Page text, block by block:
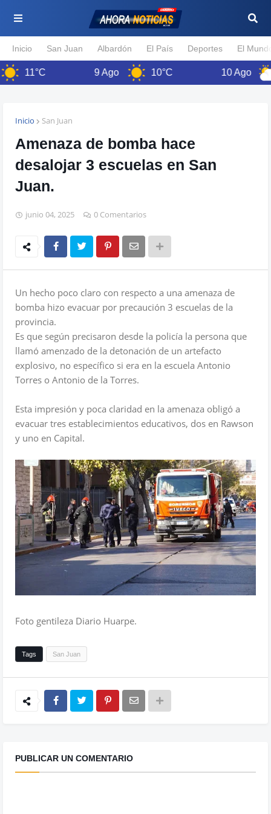
Inicio San Juan Albardón El País Deportes El
11°C 9 Ago 10°C 10 Ago
Inicio San Juan
Amenaza de bomba hace
desalojar 3 escuelas en San
Juan.
junio 04, 2025 0 Comentarios
Un hecho poco claro con respecto a una amenaza de
bomba hizo evacuar por precaución 3 escuelas de la
provincia.
Es que según precisaron desde la policía la persona que
llamó amenzado de la detonación de un artefacto
explosivo, no específico si era en la escuela Antonio
Torres o Antonio de la Torres.
Esta impresión y poca claridad en la amenaza obligó a
evacuar tres establecimientos educativos, dos en Rawson
y uno en Capital.
Foto gentileza Diario Huarpe.
Tags San Juan
PUBLICAR UN COMENTARIO